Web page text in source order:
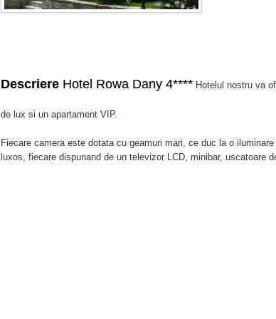
Descriere Hotel Rowa Dany 4**** Hotelul nostru va
de lux si un apartament VIP.
Fiecare camera este dotata cu geamuri mari, ce duc la o
luxos, fiecare dispunand de un televizor LCD, minibar, uscatoare